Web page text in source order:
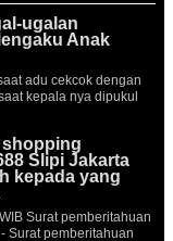
ugalan
Anak
adu cekcok dengan
kepala nya dipukul
shopping
Slipi Jakarta
kepada yang
Surat pemberitahuan
Surat pemberitahuan